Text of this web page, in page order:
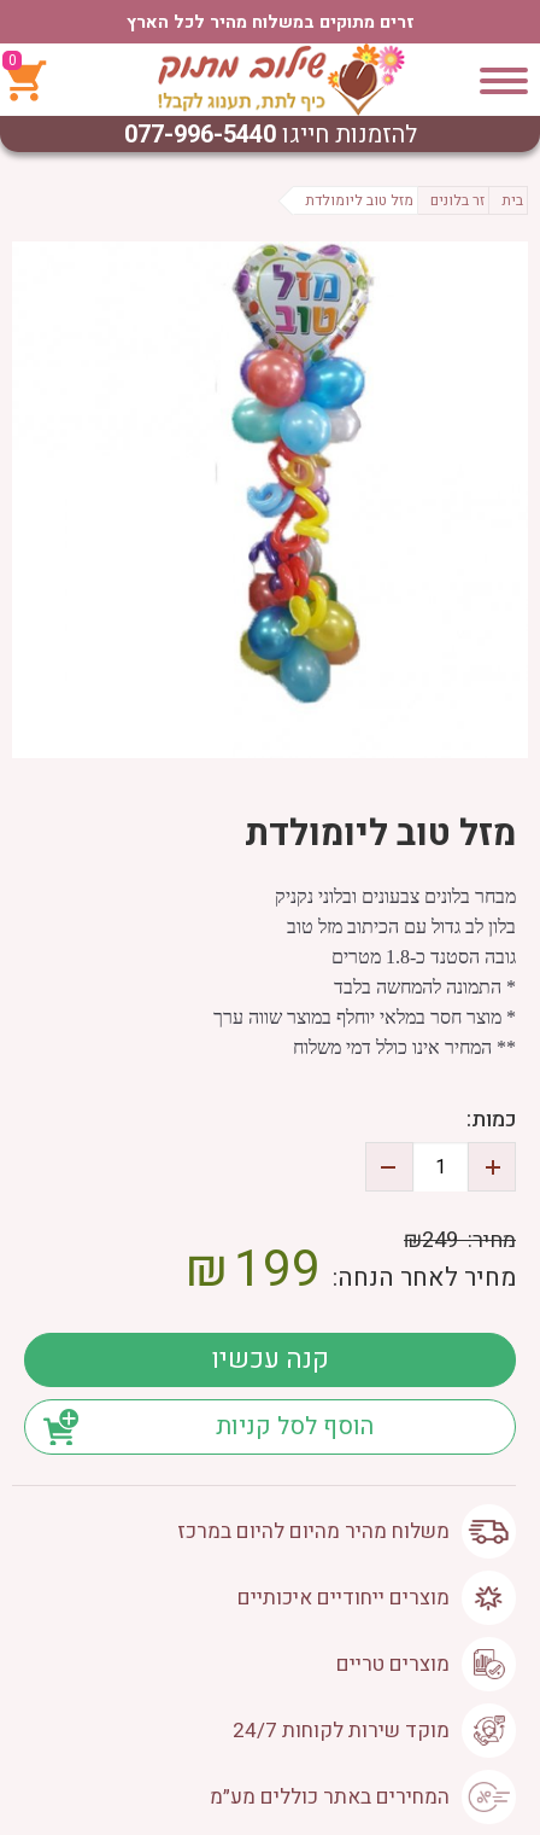
זרים מתוקים במשלוח מהיר לכל הארץ
0
להזמנות חייגו077-996-5440
בית זר בלונים מזל טוב ליומולדת
מזל טוב ליומולדת
מבחר בלונים צבעונים ובלוני נקניק
בלון לב גדול עם הכיתוב מזל טוב
גובה הסטנד כ-1.8 מטרים
* התמונה להמחשה בלבד
* מוצר חסר במלאי יוחלף במוצר שווה ערך
** המחיר אינו כולל דמי משלוח
כמות:
מחיר:₪249
מחיר לאחר הנחה: 199
₪
קנה עכשיו
הוסף לסל קניות
משלוח מהיר מהיום להיום במרכז
מוצרים ייחודיים איכותיים
מוצרים טריים
מוקד שירות לקוחות 24/7
המחירים באתר כוללים מע״מ